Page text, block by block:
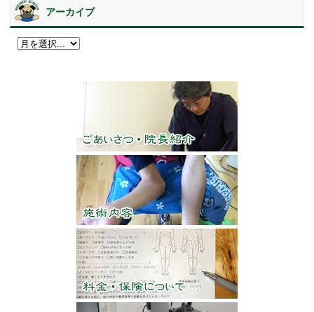
アーカイブ